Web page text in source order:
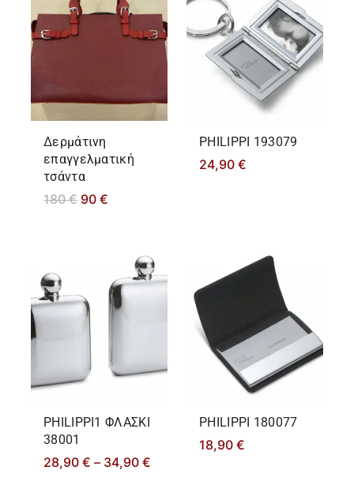
Δερμάτινη
επαγγελματική
τσάντα
180€ 90 €
PHILIPPΙ 193079
24,90 €
PHILIPPΙ1 ΦΛΑΣΚΙ
38001
28,90 € – 34,90 €
PHILIPPΙ 180077
18,90 €